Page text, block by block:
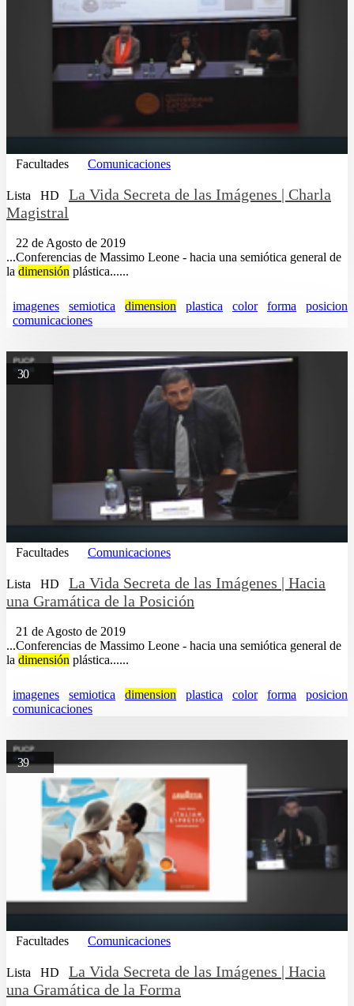
Facultades Comunicaciones
Lista HD
La Vida Secreta de las Imágenes | Charla
Magistral
22 de Agosto de 2019
...Conferencias de Massimo Leone - hacia una semiótica general de
la dimensión plástica......
imagenes semiotica dimension plastica color forma
posicion
comunicaciones
30
Facultades Comunicaciones
Lista HD
La Vida Secreta de las Imágenes | Hacia
una Gramática de la Posición
21 de Agosto de 2019
...Conferencias de Massimo Leone - hacia una semiótica general de
la dimensión plástica......
imagenes semiotica dimension plastica color forma
posicion
comunicaciones
39
Facultades Comunicaciones
Lista HD
La Vida Secreta de las Imágenes | Hacia
una Gramática de la Forma